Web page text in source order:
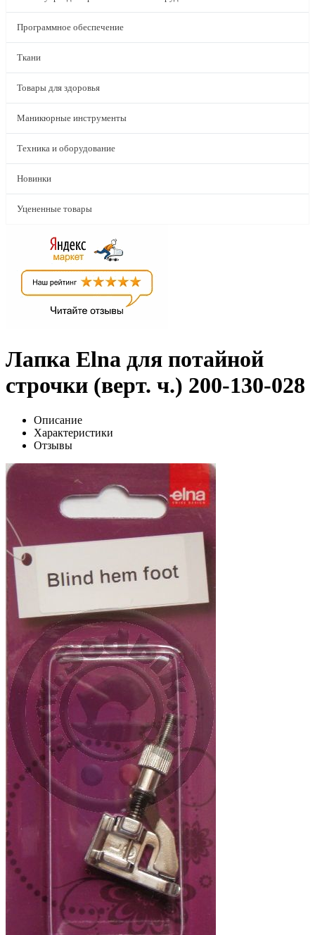
Программное обеспечение
Ткани
Товары для здоровья
Маникюрные инструменты
Техника и оборудование
Новинки
Уцененные товары
Лапка Elna для потайной
строчки (верт. ч.) 200-130-028
Описание
Характеристики
Отзывы